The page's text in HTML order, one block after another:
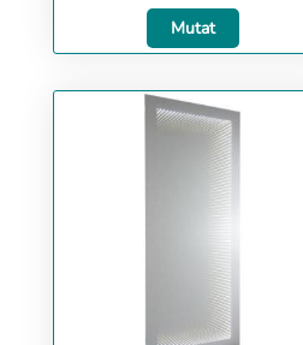
Mutat